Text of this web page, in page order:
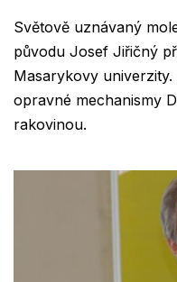
Světově uznávaný
původu Josef Jiřičný
Masarykovy
opravné mechanismy
rakovinou.